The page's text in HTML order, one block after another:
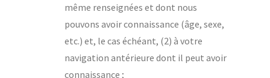
même renseignées et dont nous
pouvons avoir connaissance (âge, sexe,
etc.) et, le cas échéant, (2) à votre
navigation antérieure dont il peut avoir
connaissance ;